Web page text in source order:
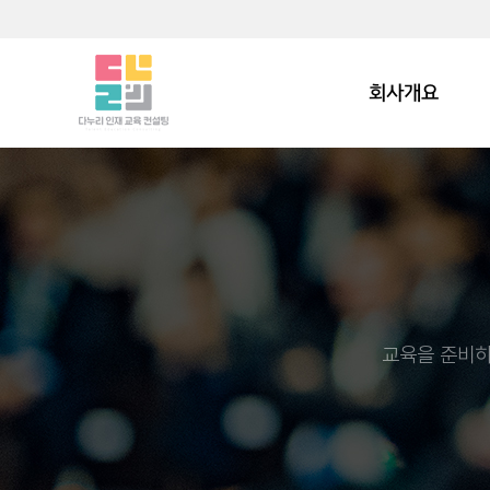
회사개요
교육을 준비